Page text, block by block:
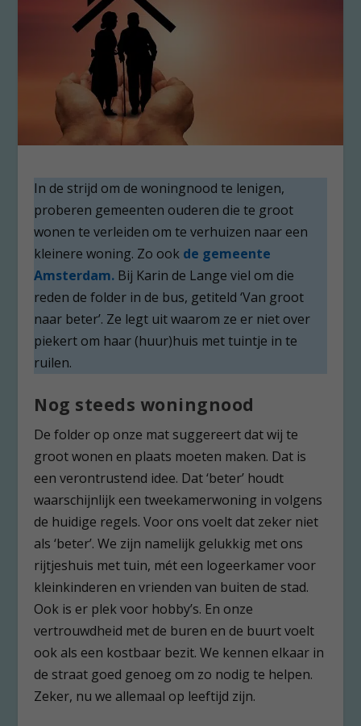
In de strijd om de woningnood te lenigen,
proberen gemeenten ouderen die te groot
wonen te verleiden om te verhuizen naar een
kleinere woning. Zo ook de gemeente
Amsterdam. Bij Karin de Lange viel om die
reden de folder in de bus, getiteld ‘Van groot
naar beter’. Ze legt uit waarom ze er niet over
piekert om haar (huur)huis met tuintje in te
ruilen.
Nog steeds woningnood
De folder op onze mat suggereert dat wij te
groot wonen en plaats moeten maken. Dat is
een verontrustend idee. Dat ‘beter’ houdt
waarschijnlijk een tweekamerwoning in volgens
de huidige regels. Voor ons voelt dat zeker niet
als ‘beter’. We zijn namelijk gelukkig met ons
rijtjeshuis met tuin, mét een logeerkamer voor
kleinkinderen en vrienden van buiten de stad.
Ook is er plek voor hobby’s. En onze
vertrouwdheid met de buren en de buurt voelt
ook als een kostbaar bezit. We kennen elkaar in
de straat goed genoeg om zo nodig te helpen.
Zeker, nu we allemaal op leeftijd zijn.